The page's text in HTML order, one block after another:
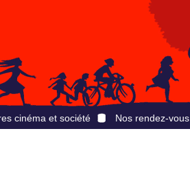
cinéma et société Nos rendez-vous